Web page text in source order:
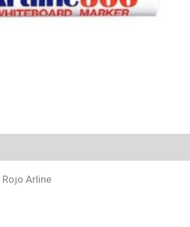
Rojo Arline